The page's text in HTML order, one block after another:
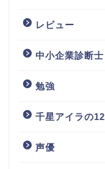
レビュー
中小企業診断士
勉強
千星アイラの
声優